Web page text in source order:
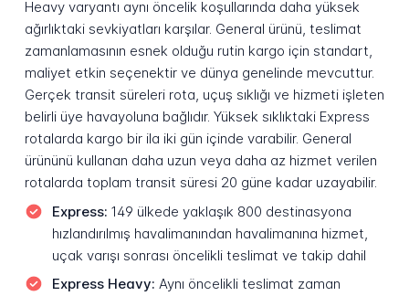
Heavy varyantı aynı öncelik koşullarında daha yüksek
ağırlıktaki sevkiyatları karşılar. General ürünü, teslimat
zamanlamasının esnek olduğu rutin kargo için standart,
maliyet etkin seçenektir ve dünya genelinde mevcuttur.
Gerçek transit süreleri rota, uçuş sıklığı ve hizmeti işleten
belirli üye havayoluna bağlıdır. Yüksek sıklıktaki Express
rotalarda kargo bir ila iki gün içinde varabilir. General
ürününü kullanan daha uzun veya daha az hizmet verilen
rotalarda toplam transit süresi 20 güne kadar uzayabilir.
Express: 149 ülkede yaklaşık 800 destinasyona
hızlandırılmış havalimanından havalimanına hizmet,
uçak varışı sonrası öncelikli teslimat ve takip dahil
Express Heavy: Aynı öncelikli teslimat zaman